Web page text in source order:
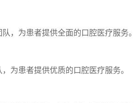
，为患者提供全面的口腔医疗服务。
为患者提供优质的口腔医疗服务。